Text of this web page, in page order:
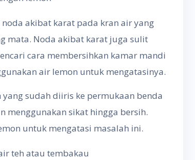
akibat karat pada kran air yang
mata. Noda akibat karat juga sulit
cara membersihkan kamar mandi
air lemon untuk mengatasinya.
sudah diiris ke permukaan benda
menggunakan sikat hingga bersih.
untuk mengatasi masalah ini.
teh atau tembakau